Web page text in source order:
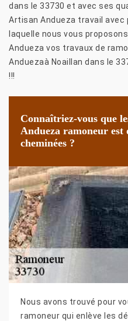
dans le 33730 et avec ses
Artisan Andueza travail avec
laquelle nous vous
Andueza vos travaux de
Anduezaà Noaillan dans le
!!!
Connaîtriez-vous que
Andueza ramoneur est
cheminées ?
Nous avons trouvé pour
ramoneur qui enlève les